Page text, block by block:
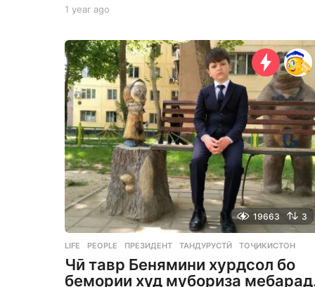
1 year ago
a
r
a
g
o
19663 3
LIFE ,PEOPLE ПРЕЗИДЕНТ ,ТАНДУРУСТӢ ,ТОҶИКИСТОН
Чӣ тавр Бенямини хурдсол бо
бемории худ мубориза